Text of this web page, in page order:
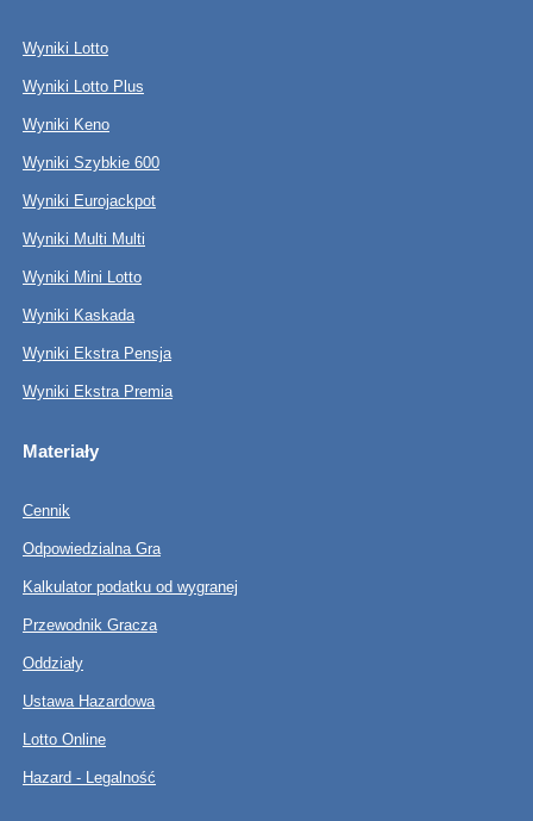
Wyniki Lotto
Wyniki Lotto Plus
Wyniki Keno
Wyniki Szybkie 600
Wyniki Eurojackpot
Wyniki Multi Multi
Wyniki Mini Lotto
Wyniki Kaskada
Wyniki Ekstra Pensja
Wyniki Ekstra Premia
Materiały
Cennik
Odpowiedzialna Gra
Kalkulator podatku od wygranej
Przewodnik Gracza
Oddziały
Ustawa Hazardowa
Lotto Online
Hazard - Legalność